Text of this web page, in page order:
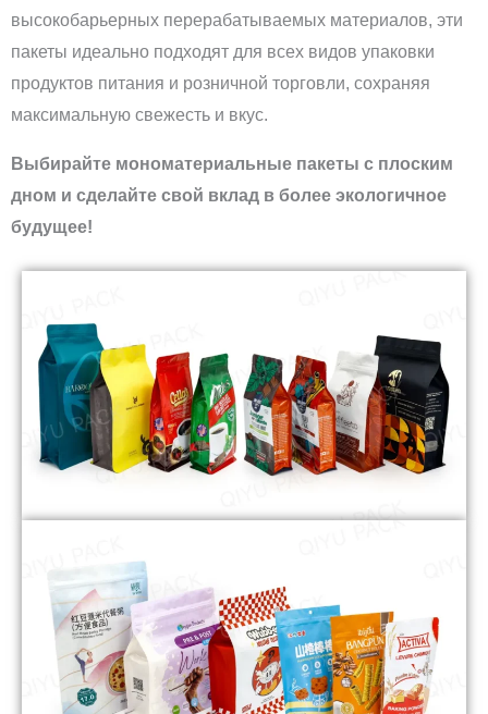
высокобарьерных перерабатываемых материалов, эти
пакеты идеально подходят для всех видов упаковки
продуктов питания и розничной торговли, сохраняя
максимальную свежесть и вкус.
Выбирайте мономатериальные пакеты с плоским
дном и сделайте свой вклад в более экологичное
будущее!